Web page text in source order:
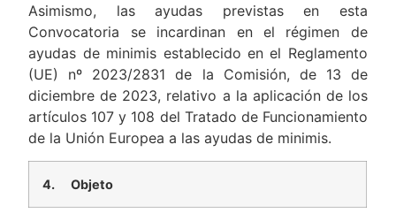
Asimismo, las ayudas previstas en esta
Convocatoria se incardinan en el régimen de
ayudas de minimis establecido en el Reglamento
(UE) nº 2023/2831 de la Comisión, de 13 de
diciembre de 2023, relativo a la aplicación de los
artículos 107 y 108 del Tratado de Funcionamiento
de la Unión Europea a las ayudas de minimis.
4.Objeto